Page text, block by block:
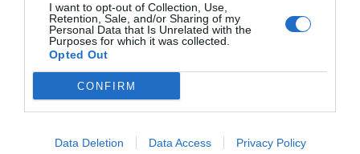
I want to opt-out of Collection, Use,
Retention, Sale, and/or Sharing of my
Personal Data that Is Unrelated with the
Purposes for which it was collected.
Opted Out
CONFIRM
Data Deletion Data Access Privacy Policy
Doprava zadarmo pri
nákupe nad 100,00 €
Bezpečná platba